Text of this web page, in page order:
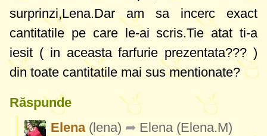
surprinzi,Lena.Dar am sa incerc exact
cantitatile pe care le-ai scris.Tie atat ti-a
iesit ( in aceasta farfurie prezentata??? )
din toate cantitatile mai sus mentionate?
Răspunde
Elena (lena) Elena (Elena.M)